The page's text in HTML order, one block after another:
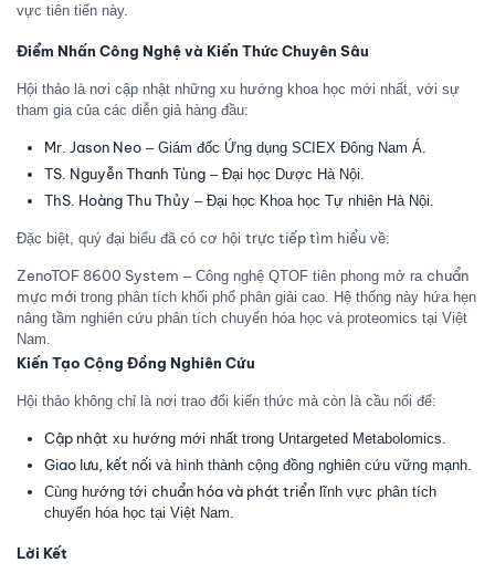
vực tiên tiến này.
Điểm Nhấn Công Nghệ và Kiến Thức Chuyên Sâu
Hội thảo là nơi cập nhật những xu hướng khoa học mới nhất, với sự
tham gia của các diễn giả hàng đầu:
Mr. Jason Neo – Giám đốc Ứng dụng SCIEX Đông Nam Á.
TS. Nguyễn Thanh Tùng – Đại học Dược Hà Nội.
ThS. Hoàng Thu Thủy – Đại học Khoa học Tự nhiên Hà Nội.
Đặc biệt, quý đại biểu đã có cơ hội trực tiếp tìm hiểu về:
ZenoTOF 8600 System – Công nghệ QTOF tiên phong mở ra chuẩn
mực mới trong phân tích khối phổ phân giải cao. Hệ thống này hứa hẹn
nâng tầm nghiên cứu phân tích chuyển hóa học và proteomics tại Việt
Nam.
Kiến Tạo Cộng Đồng Nghiên Cứu
Hội thảo không chỉ là nơi trao đổi kiến thức mà còn là cầu nối để:
Cập nhật xu hướng mới nhất trong Untargeted Metabolomics.
Giao lưu, kết nối và hình thành cộng đồng nghiên cứu vững mạnh.
Cùng hướng tới chuẩn hóa và phát triển lĩnh vực phân tích
chuyển hóa học tại Việt Nam.
Lời Kết